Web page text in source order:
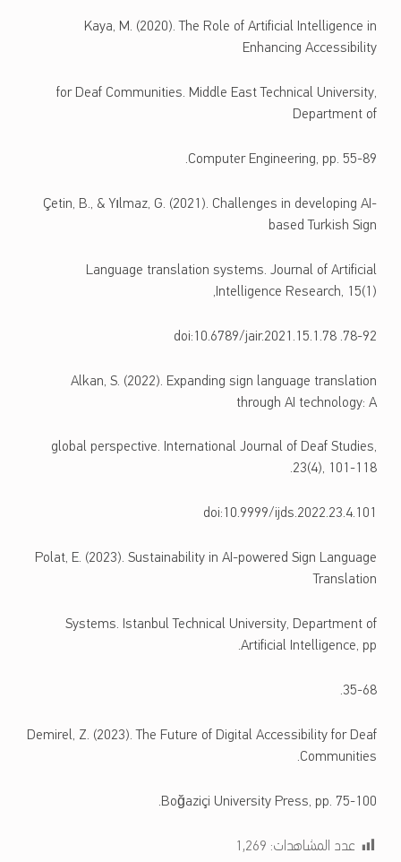
Kaya, M. (2020). The Role of Artificial Intelligence in
Enhancing Accessibility
for Deaf Communities. Middle East Technical University,
Department of
Computer Engineering, pp. 55-89.
Çetin, B., & Yılmaz, G. (2021). Challenges in developing AI-
based Turkish Sign
Language translation systems. Journal of Artificial
Intelligence Research, 15(1),
78-92. doi:10.6789/jair.2021.15.1.78
Alkan, S. (2022). Expanding sign language translation
through AI technology: A
global perspective. International Journal of Deaf Studies,
23(4), 101-118.
doi:10.9999/ijds.2022.23.4.101
Polat, E. (2023). Sustainability in AI-powered Sign Language
Translation
Systems. Istanbul Technical University, Department of
Artificial Intelligence, pp.
35-68.
Demirel, Z. (2023). The Future of Digital Accessibility for Deaf
Communities.
Boğaziçi University Press, pp. 75-100.
عدد المشاهدات: 1٬269